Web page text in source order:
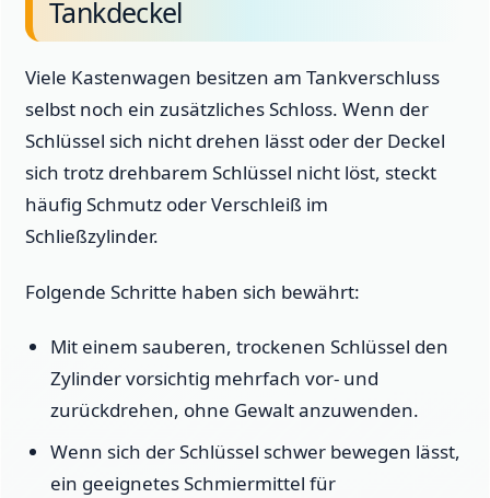
Tankdeckel
Viele Kastenwagen besitzen am Tankverschluss
selbst noch ein zusätzliches Schloss. Wenn der
Schlüssel sich nicht drehen lässt oder der Deckel
sich trotz drehbarem Schlüssel nicht löst, steckt
häufig Schmutz oder Verschleiß im
Schließzylinder.
Folgende Schritte haben sich bewährt:
Mit einem sauberen, trockenen Schlüssel den
Zylinder vorsichtig mehrfach vor- und
zurückdrehen, ohne Gewalt anzuwenden.
Wenn sich der Schlüssel schwer bewegen lässt,
ein geeignetes Schmiermittel für